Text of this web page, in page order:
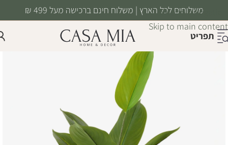
Skip to navigation
Skip to main content
משלוחים לכל הארץ | משלוח חינם ברכישה מעל 499 ₪
תפריט